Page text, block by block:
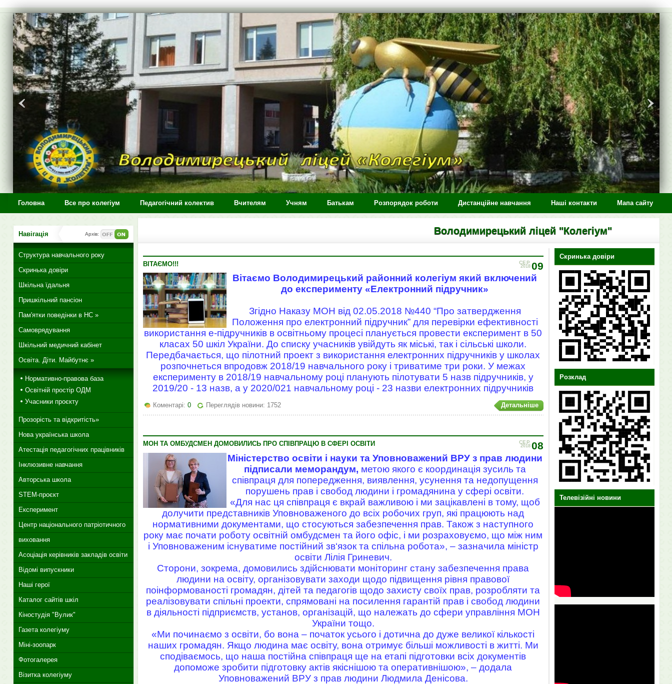
>
Головна Все про колегіум Педагогічний колектив Вчителям Учням Батькам Розпорядок роботи Дистанційне навчання Наші контакти Мапа сайту
Володимирецький ліцей "Колегіум"
09
СЕР
2018
ВІТАЄМО!!!
Вітаємо Володимирецький районний колегіум який включений
до експерименту «Електронний підручник»
Згідно Наказу МОН від 02.05.2018 №440 “Про затвердження
Положення про електронний підручник” для перевірки ефективності
використання е-підручників в освітньому процесі планується провести експеримент в 50
класах 50 шкіл України. До списку учасників увійдуть як міські, так і сільські школи.
Передбачається, що пілотний проект з використання електронних підручників у школах
розпочнеться впродовж 2018/19 навчального року і триватиме три роки. У межах
експерименту в 2018/19 навчальному році планують пілотувати 5 назв підручників, у
2019/20 - 13 назв, а у 2020/021 навчальному році - 23 назви електронних підручників
Детальніше
Коментарі: 0 Переглядів новини: 1752
08
СЕР
2018
МОН ТА ОМБУДСМЕН ДОМОВИЛИСЬ ПРО СПІВПРАЦЮ В СФЕРІ ОСВІТИ
Міністерство освіти і науки та Уповноважений ВРУ з прав людини
підписали меморандум, метою якого є координація зусиль та
співпраця для попередження, виявлення, усунення та недопущення
порушень прав і свобод людини і громадянина у сфері освіти.
«Для нас ця співпраця є вкрай важливою і ми зацікавлені в тому, щоб
долучити представників Уповноваженого до всіх робочих груп, які працюють над
нормативними документами, що стосуються забезпечення прав. Також з наступного
року має почати роботу освітній омбудсмен та його офіс, і ми розраховуємо, що між ним
і Уповноваженим існуватиме постійний зв‘язок та спільна робота», – зазначила міністр
освіти Лілія Гриневич.
Сторони, зокрема, домовились здійснювати моніторинг стану забезпечення права
людини на освіту, організовувати заходи щодо підвищення рівня правової
поінформованості громадян, дітей та педагогів щодо захисту своїх прав, розробляти та
реалізовувати спільні проекти, спрямовані на посилення гарантій прав і свобод людини
в діяльності підприємств, установ, організацій, що належать до сфери управління МОН
України тощо.
«Ми починаємо з освіти, бо вона – початок усього і дотична до дуже великої кількості
наших громадян. Якщо людина має освіту, вона отримує більші можливості в житті. Ми
сподіваємось, що наша постійна співпраця ще на етапі підготовки всіх документів
допоможе зробити підготовку актів якіснішою та оперативнішою», – додала
Уповноважений ВРУ з прав людини Людмила Денісова.
Скринька довіри
Розклад
Телевізійні новини
Навігація Архів:
Структура навчального року
Скринька довіри
Шкільна їдальня
Пришкільний пансіон
Пам'ятки поведінки в НС »
Самоврядування
Шкільний медичний кабінет
Освіта. Діти. Майбутнє »
Нормативно-правова база
Освітній простір ОДМ
Учасники проєкту
Прозорість та відкритість»
Нова українська школа
Атестація педагогічних працівників
Інклюзивне навчання
Авторська школа
STEM-проєкт
Експеримент
Центр національного патріотичного
виховання
Асоціація керівників закладів освіти
Відомі випускники
Наші герої
Каталог сайтів шкіл
Кіностудія "Вулик"
Газета колегіуму
Міні-зоопарк
Фотогалерея
Візитка колегіуму